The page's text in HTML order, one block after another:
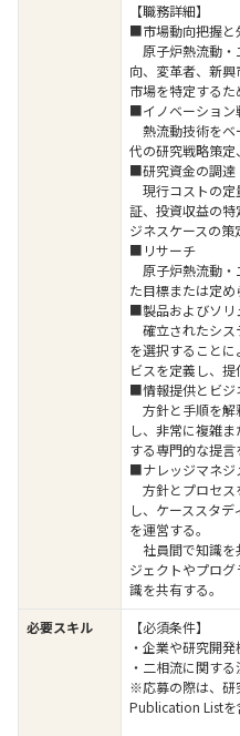
【職務詳細】
■市場動向把握と
原子炉熱流動・
向、変革者、新
市場を特定するた
■イノベーション
熱流動技術をベ
代の研究戦略策定
■研究資金の調達
現行コストの定
証、投資収益の
ジネスケースの策
■リサーチ
原子炉熱流動・
た目標または定め
■製品およびソリ
確立されたシス
を選択すること
ビスを定義し、提
■情報提供とビジ
方針と手順を解
し、非常に複雑
する専門的な提言
■ナレッジマネジ
方針とプロセス
し、ケーススタ
を運営する。
社員間で知識を
ジェクトやプロ
識を共有する。
必要スキル
【必須条件】
・企業や研究開
・二相流に関す
※応募の際は、研
Publication Listを